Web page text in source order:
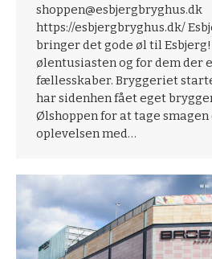
shoppen@esbjergbryghus.dk
https://esbjergbryghus.dk/
bringer det gode øl til
ølentusiasten og for dem der
fællesskaber. Bryggeriet
har sidenhen fået eget
Ølshoppen for at tage smagen
oplevelsen med…